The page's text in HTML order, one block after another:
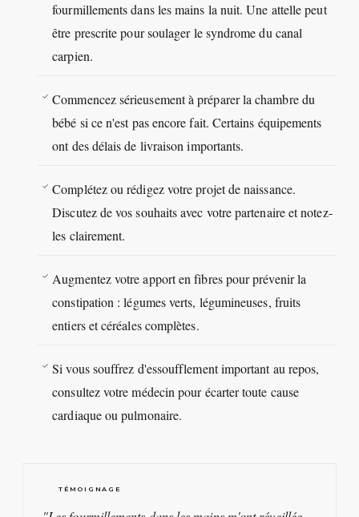
fourmillements dans les mains la nuit. Une attelle peut
être prescrite pour soulager le syndrome du canal
carpien.
Commencez sérieusement à préparer la chambre du
bébé si ce n'est pas encore fait. Certains équipements
ont des délais de livraison importants.
Complétez ou rédigez votre projet de naissance.
Discutez de vos souhaits avec votre partenaire et notez-
les clairement.
Augmentez votre apport en fibres pour prévenir la
constipation : légumes verts, légumineuses, fruits
entiers et céréales complètes.
Si vous souffrez d'essoufflement important au repos,
consultez votre médecin pour écarter toute cause
cardiaque ou pulmonaire.
TÉMOIGNAGE